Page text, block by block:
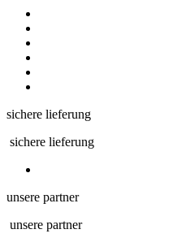
sichere lieferung
sichere lieferung
unsere partner
unsere partner